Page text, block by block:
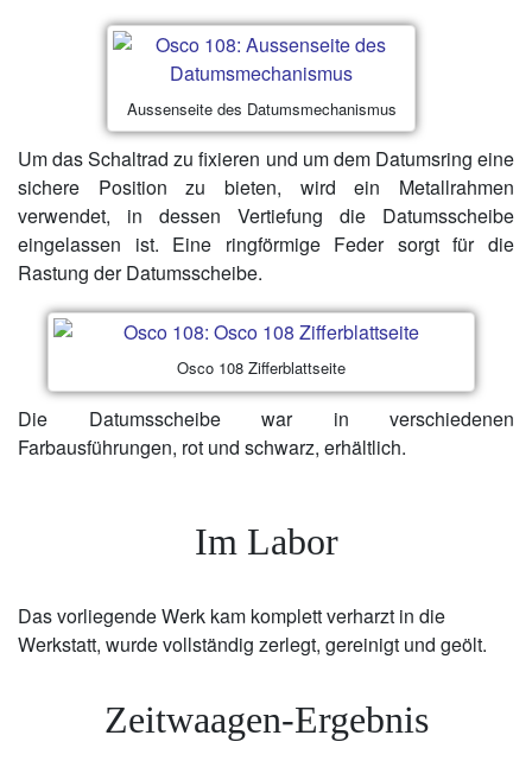
Aussenseite des Datumsmechanismus
Um das Schaltrad zu fixieren und um dem Datumsring eine
sichere Position zu bieten, wird ein Metallrahmen
verwendet, in dessen Vertiefung die Datumsscheibe
eingelassen ist. Eine ringförmige Feder sorgt für die
Rastung der Datumsscheibe.
Osco 108 Zifferblattseite
Die Datumsscheibe war in verschiedenen
Farbausführungen, rot und schwarz, erhältlich.
Im Labor
Das vorliegende Werk kam komplett verharzt in die
Werkstatt, wurde vollständig zerlegt, gereinigt und geölt.
Zeitwaagen-Ergebnis